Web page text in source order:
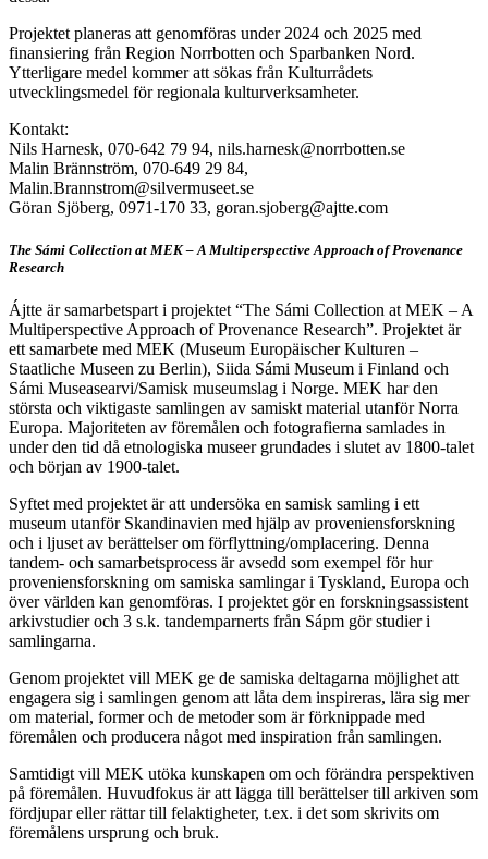
Projektet planeras att genomföras under 2024 och 2025 med
finansiering från Region Norrbotten och Sparbanken Nord.
Ytterligare medel kommer att sökas från Kulturrådets
utvecklingsmedel för regionala kulturverksamheter.
Kontakt:
Nils Harnesk, 070-642 79 94, nils.harnesk@norrbotten.se
Malin Brännström, 070-649 29 84,
Malin.Brannstrom@silvermuseet.se
Göran Sjöberg, 0971-170 33, goran.sjoberg@ajtte.com
The Sámi Collection at MEK – A Multiperspective Approach of Provenance
Research
Ájtte är samarbetspart i projektet “The Sámi Collection at MEK – A
Multiperspective Approach of Provenance Research”. Projektet är
ett samarbete med MEK (Museum Europäischer Kulturen –
Staatliche Museen zu Berlin), Siida Sámi Museum i Finland och
Sámi Museasearvi/Samisk museumslag i Norge. MEK har den
största och viktigaste samlingen av samiskt material utanför Norra
Europa. Majoriteten av föremålen och fotografierna samlades in
under den tid då etnologiska museer grundades i slutet av 1800-talet
och början av 1900-talet.
Syftet med projektet är att undersöka en samisk samling i ett
museum utanför Skandinavien med hjälp av proveniensforskning
och i ljuset av berättelser om förflyttning/omplacering. Denna
tandem- och samarbetsprocess är avsedd som exempel för hur
proveniensforskning om samiska samlingar i Tyskland, Europa och
över världen kan genomföras. I projektet gör en forskningsassistent
arkivstudier och 3 s.k. tandemparnerts från Sápm gör studier i
samlingarna.
Genom projektet vill MEK ge de samiska deltagarna möjlighet att
engagera sig i samlingen genom att låta dem inspireras, lära sig mer
om material, former och de metoder som är förknippade med
föremålen och producera något med inspiration från samlingen.
Samtidigt vill MEK utöka kunskapen om och förändra perspektiven
på föremålen. Huvudfokus är att lägga till berättelser till arkiven som
fördjupar eller rättar till felaktigheter, t.ex. i det som skrivits om
föremålens ursprung och bruk.